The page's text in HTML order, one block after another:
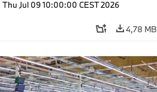
Thu Jul 09 10:00:00 CEST 2026
4,78 MB